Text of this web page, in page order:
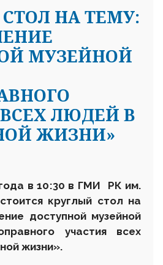
НА ТЕМУ:
МУЗЕЙНОЙ
ЛЮДЕЙ В
ЖИЗНИ»
в 10:30 в ГМИ РК им.
круглый стол на
доступной музейной
участия всех
жизни».